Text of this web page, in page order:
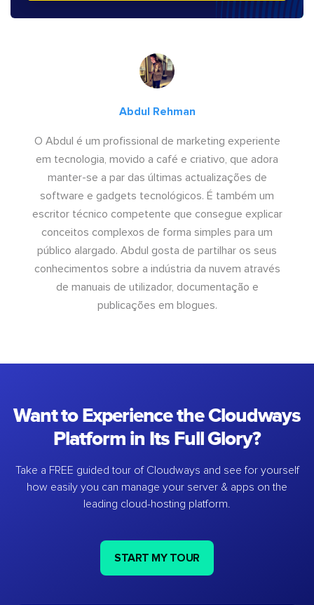
Abdul Rehman
O Abdul é um profissional de marketing experiente
em tecnologia, movido a café e criativo, que adora
manter-se a par das últimas actualizações de
software e gadgets tecnológicos. É também um
escritor técnico competente que consegue explicar
conceitos complexos de forma simples para um
público alargado. Abdul gosta de partilhar os seus
conhecimentos sobre a indústria da nuvem através
de manuais de utilizador, documentação e
publicações em blogues.
Want to Experience the Cloudways
Platform in Its Full Glory?
Take a FREE guided tour of Cloudways and see for yourself
how easily you can manage your server & apps on the
leading cloud-hosting platform.
START MY TOUR